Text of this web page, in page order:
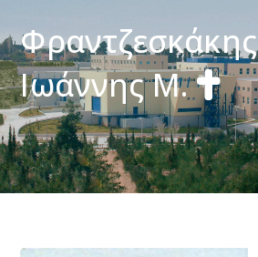
Φραντζεσκάκης
Ιωάννης Μ.